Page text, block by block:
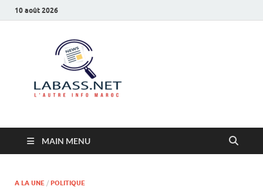
10 août 2026
MAIN MENU
A LA UNE / POLITIQUE